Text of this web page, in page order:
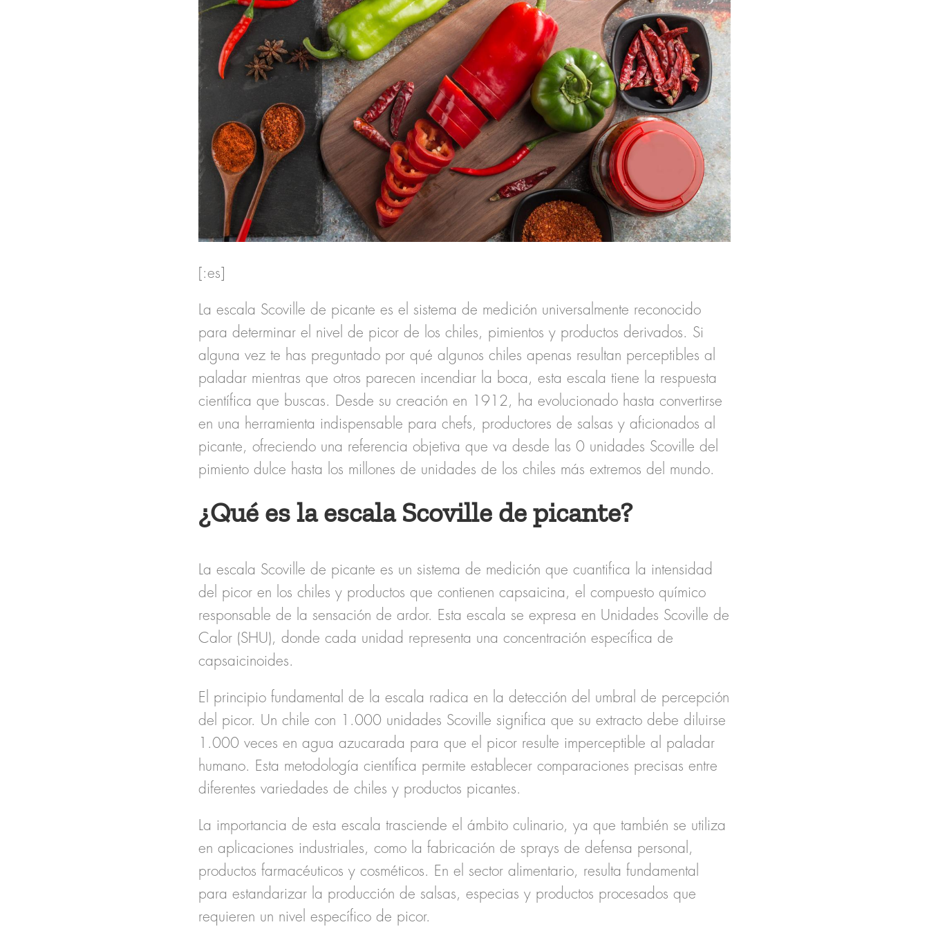
[:es]
La escala Scoville de picante es el sistema de medición universalmente reconocido
para determinar el nivel de picorde los chiles, pimientos y productos derivados. Si
alguna vez te has preguntado por qué algunos chiles apenas resultan perceptibles al
paladar mientras que otros parecen incendiar la boca, esta escala tiene la respuesta
científica que buscas. Desde su creación en 1912, ha evolucionado hasta convertirse
en una herramienta indispensable para chefs, productores de salsas y aficionados al
picante, ofreciendo una referencia objetiva que va desde las 0 unidades Scoville del
pimiento dulce hasta los millones de unidades de los chiles más extremos del mundo.
¿Qué es la escala Scoville de picante?
La escala Scoville de picante es un sistema de medición que cuantifica la intensidad
del picoren los chiles y productos que contienen capsaicina, el compuesto químico
responsable de la sensación de ardor. Esta escala se expresa en Unidades Scoville de
Calor (SHU), donde cada unidad representa una concentración específica de
capsaicinoides.
El principio fundamental de la escala radica en la detección del umbral de percepción
del picor. Un chile con 1.000 unidades Scoville significa que su extracto debe diluirse
1.000 veces en agua azucarada para que el picor resulte imperceptible al paladar
humano. Esta metodología científica permite establecer comparaciones precisas entre
diferentes variedades de chiles y productos picantes.
La importancia de esta escala trasciende el ámbito culinario, ya que también se utiliza
en aplicaciones industriales, como la fabricación de sprays de defensa personal,
productos farmacéuticos y cosméticos. En el sector alimentario, resulta fundamental
para estandarizar la producción de salsas, especias y productos procesados que
requieren un nivel específico de picor.